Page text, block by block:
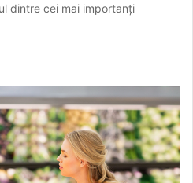
dintre cei mai importanți